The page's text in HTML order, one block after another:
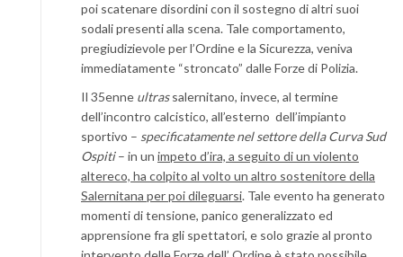
poi scatenare disordini con il sostegno di altri suoi
sodali presenti alla scena. Tale comportamento,
pregiudizievole per l’Ordine e la Sicurezza, veniva
immediatamente “stroncato” dalle Forze di Polizia.
Il 35enne ultrassalernitano, invece, al termine
dell’incontro calcistico, all’esterno dell’impianto
sportivo – specificatamente nel settore della Curva Sud
Ospiti– in un impeto d’ira, a seguito di un violento
altereco, ha colpito al volto un altro sostenitore della
Salernitana per poi dileguarsi. Tale evento ha generato
momenti di tensione, panico generalizzato ed
apprensione fra gli spettatori, e solo grazie al pronto